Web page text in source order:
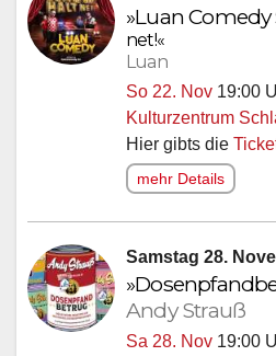
»LuanComedy
net!«
Luan
So 22. Nov 19:00
Kulturzentrum
Hier gibts die
mehr Details
Samstag 28.
Andy Strauß
Sa 28. Nov 19:00